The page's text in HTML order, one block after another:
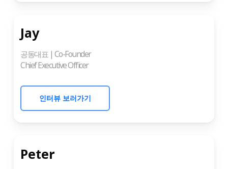
Jay
공동대표 | Co-Founder
Chief Executive Officer
인터뷰 보러가기
Peter